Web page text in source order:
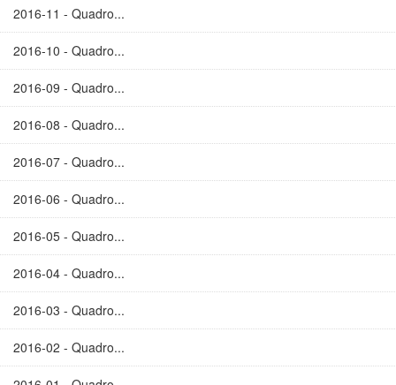
2016-11 - Quadro...
2016-10 - Quadro...
2016-09 - Quadro...
2016-08 - Quadro...
2016-07 - Quadro...
2016-06 - Quadro...
2016-05 - Quadro...
2016-04 - Quadro...
2016-03 - Quadro...
2016-02 - Quadro...